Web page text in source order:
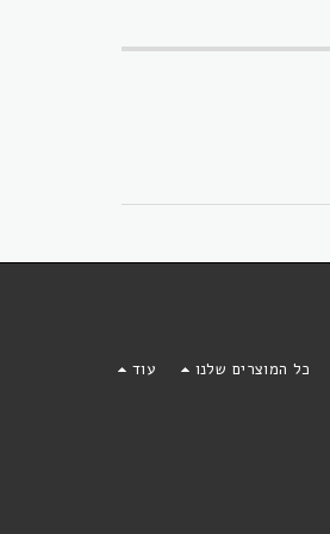
כל המוצרים שלנו עוד